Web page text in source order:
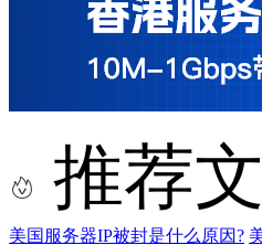
推荐
美国服务器IP被封是什么原因?